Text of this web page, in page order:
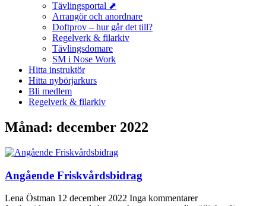
Tävlingsportal ⬈
Arrangör och anordnare
Doftprov – hur går det till?
Regelverk & filarkiv
Tävlingsdomare
SM i Nose Work
Hitta instruktör
Hitta nybörjarkurs
Bli medlem
Regelverk & filarkiv
Månad: december 2022
Angående Friskvårdsbidrag
Lena Östman 12 december 2022 Inga kommentarer